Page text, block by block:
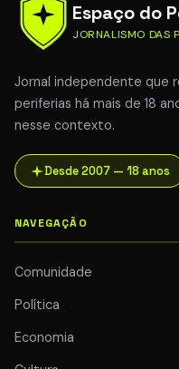
Espaço do
JORNALISMO DAS
Jornal independente que
periferias há mais de 18
nesse contexto.
Desde 2007 — 18 anos
NAVEGAÇÃO
Comunidade
Política
Economia